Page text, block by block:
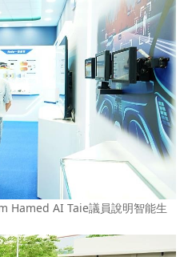
Hamed AI Taie議員說明智能生